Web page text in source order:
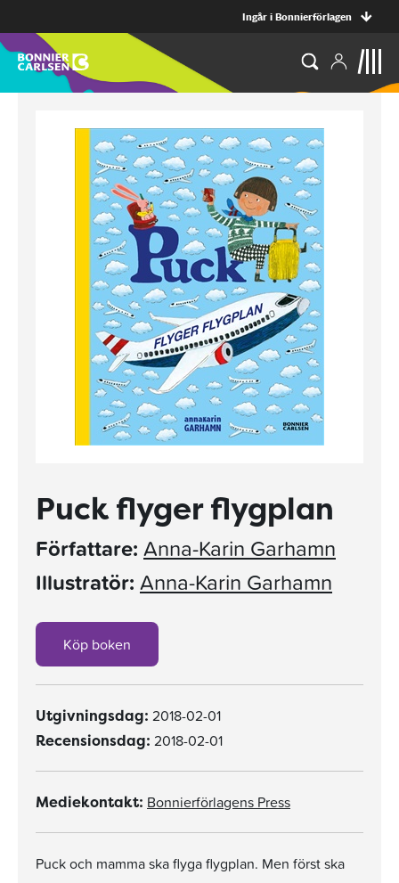
Ingår i Bonnierförlagen
Puck flyger flygplan
Författare: Anna-Karin Garhamn
Illustratör: Anna-Karin Garhamn
Köp boken
Utgivningsdag: 2018-02-01
Recensionsdag: 2018-02-01
Mediekontakt: Bonnierförlagens Press
Puck och mamma ska flyga flygplan. Men först ska